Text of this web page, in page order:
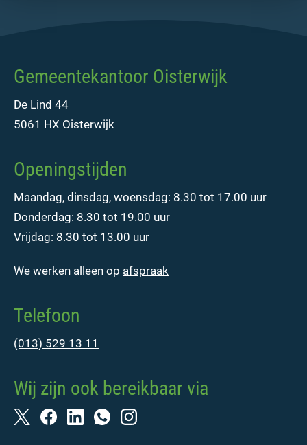
Gemeentekantoor Oisterwijk
De Lind 44
5061 HX Oisterwijk
Openingstijden
Maandag, dinsdag, woensdag: 8.30 tot 17.00 uur
Donderdag: 8.30 tot 19.00 uur
Vrijdag: 8.30 tot 13.00 uur
We werken alleen op afspraak
Telefoon
(013) 529 13 11
Wij zijn ook bereikbaar via